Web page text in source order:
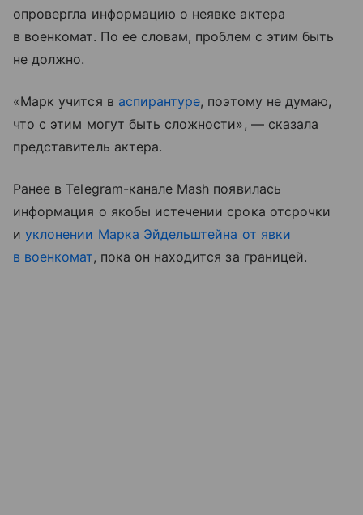
опровергла информацию о неявке актера
в военкомат. По ее словам, проблем с этим быть
не должно.
«Марк учится в аспирантуре, поэтому не думаю,
что с этим могут быть сложности», — сказала
представитель актера.
Ранее в Telegram-канале Mash появилась
информация о якобы истечении срока отсрочки
иуклонении Марка Эйдельштейна от явки
в военкомат, пока он находится за границей.